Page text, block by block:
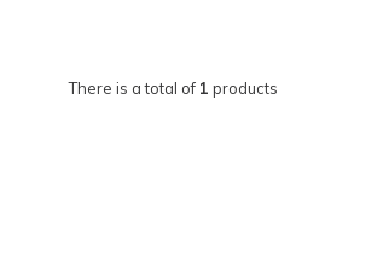
There is a total of 1 products